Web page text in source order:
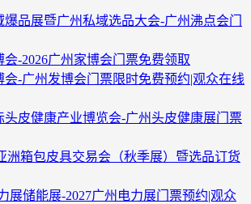
爆品展暨广州私域选品大会-广州沸点会门
会-2026广州家博会门票免费领取
会-广州发博会门票限时免费预约|观众在线
头皮健康产业博览会-广州头皮健康展门票
洲箱包皮具交易会（秋季展）暨选品订货
展储能展-2027广州电力展门票预约|观众